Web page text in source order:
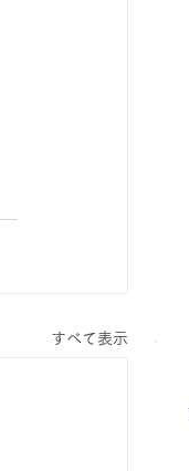
すべて表示